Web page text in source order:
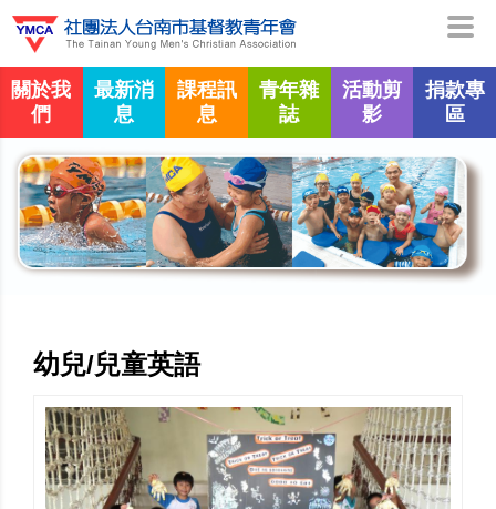
關於我
們
最新消
息
課程訊
息
青年雜
誌
活動剪
影
捐款專
區
幼兒/兒童英語